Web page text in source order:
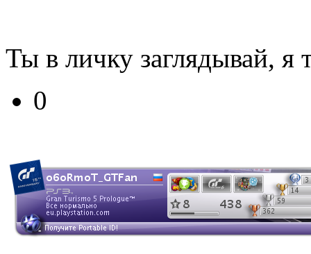
Ты в личку заглядывай, я
0